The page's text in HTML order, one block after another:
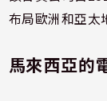
布局歐洲和亞太
馬來西亞的